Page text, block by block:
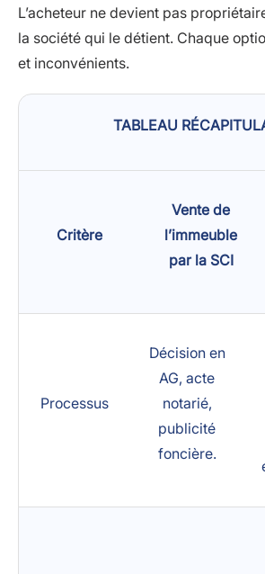
L’acheteur ne devient pas
la société qui le détient. Chaque
et inconvénients.
TABLEAU
Critère
Vente de
l’immeuble
par la SCI
Processus
Décision en
AG, acte
notarié,
publicité
foncière.